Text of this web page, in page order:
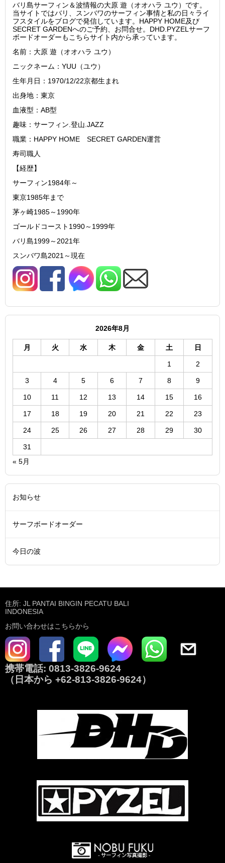
バリ島サーフィン＆波情報の大原 遊（オオハラ ユウ）です。
当サイトではバリ、スンバワのサーフィン事情と私の日々ライ
フスタイルをブログで発信しています。HAPPY HOME及び
SECRET GARDENへのご予約、お問合せ。DHD.PYZELサーフ
ボードオーダーもこちらサイト内から承っています。
名前：大原 遊（オオハラ ユウ）
ニックネーム：YUU（ユウ）
生年月日：1970/12/22京都生まれ
出身地：東京
血液型：AB型
趣味：サーフィン.登山.JAZZ
職業：HAPPY HOME SECRET GARDEN運営
寿司職人
【経歴】
サーフィン1984年～
東京1985年まで
茅ヶ崎1985～1990年
ゴールドコースト1990～1999年
バリ島1999～2021年
スンバワ島2021～現在
2026年8月
月 火 水 木 金 土 日
1 2
3 4 5 6 7 8 9
10 11 12 13 14 15 16
17 18 19 20 21 22 23
24 25 26 27 28 29 30
31
« 5月
お知らせ
サーフボードオーダー
今日の波
住所: JL PANTAI BINGIN PECATU BALI
INDONESIA
お問い合わせはこちらから
携帯電話: 0813-3826-9624
（日本から +62-813-3826-9624）